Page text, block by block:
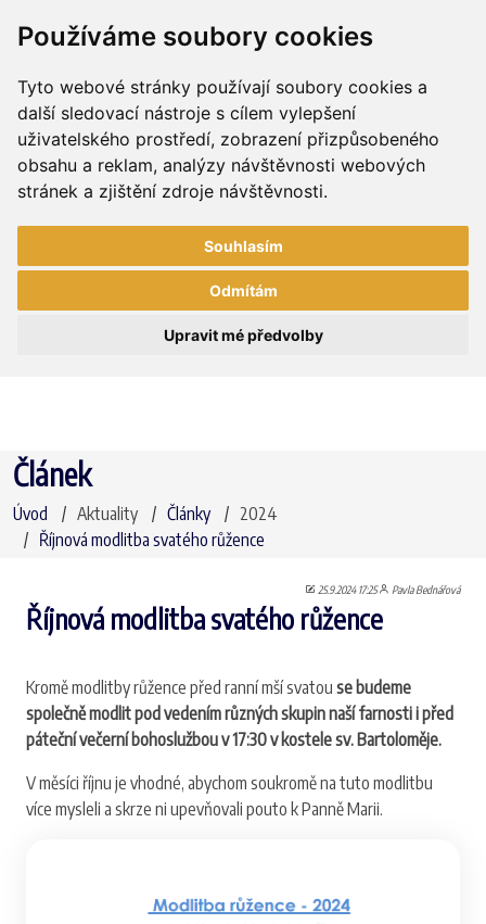
Používáme soubory cookies
Tyto webové stránky používají soubory cookies a
další sledovací nástroje s cílem vylepšení
uživatelského prostředí, zobrazení přizpůsobeného
obsahu a reklam, analýzy návštěvnosti webových
stránek a zjištění zdroje návštěvnosti.
Souhlasím
Odmítám
Upravit mé předvolby
Článek
Úvod Aktuality Články
2024
Říjnová modlitba svatého růžence
25.9.2024 17:25 Pavla Bednářová
Říjnová modlitba svatého růžence
Kromě modlitby růžence před ranní mší svatou se budeme
společně modlit pod vedením různých skupin naší farnosti i před
páteční večerní bohoslužbou v 17:30 v kostele sv. Bartoloměje.
V měsíci říjnu je vhodné, abychom soukromě na tuto modlitbu
více mysleli a skrze ni upevňovali pouto k Panně Marii.